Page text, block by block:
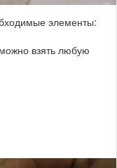
элементы:
взять любую